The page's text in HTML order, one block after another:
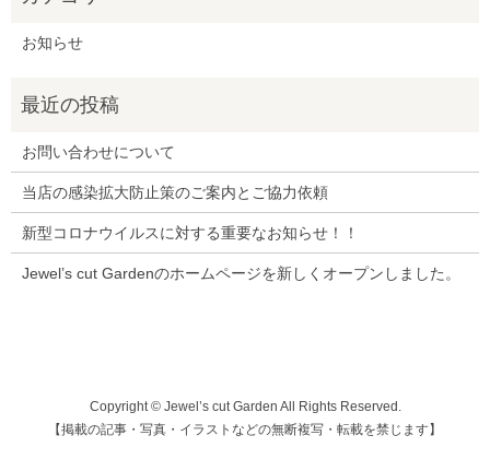
お知らせ
お問い合わせについて
当店の感染拡大防止策のご案内とご協力依頼
新型コロナウイルスに対する重要なお知らせ！！
Jewel’s cut Gardenのホームページを新しくオープンしました。
Copyright © Jewel’s cut Garden All Rights Reserved.
【掲載の記事・写真・イラストなどの無断複写・転載を禁じます】